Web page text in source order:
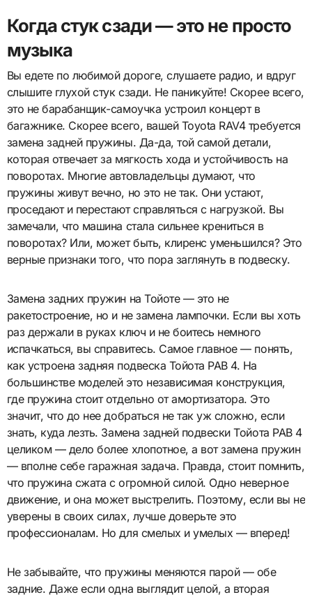
Когда стук сзади — это не просто
музыка
Вы едете по любимой дороге, слушаете радио, и вдруг
слышите глухой стук сзади. Не паникуйте! Скорее всего,
это не барабанщик-самоучка устроил концерт в
багажнике. Скорее всего, вашей Toyota RAV4 требуется
замена задней пружины. Да-да, той самой детали,
которая отвечает за мягкость хода и устойчивость на
поворотах. Многие автовладельцы думают, что
пружины живут вечно, но это не так. Они устают,
проседают и перестают справляться с нагрузкой. Вы
замечали, что машина стала сильнее крениться в
поворотах? Или, может быть, клиренс уменьшился? Это
верные признаки того, что пора заглянуть в подвеску.
Замена задних пружин на Тойоте — это не
ракетостроение, но и не замена лампочки. Если вы хоть
раз держали в руках ключ и не боитесь немного
испачкаться, вы справитесь. Самое главное — понять,
как устроена задняя подвеска Тойота РАВ 4. На
большинстве моделей это независимая конструкция,
где пружина стоит отдельно от амортизатора. Это
значит, что до нее добраться не так уж сложно, если
знать, куда лезть. Замена задней подвески Тойота РАВ 4
целиком — дело более хлопотное, а вот замена пружин
— вполне себе гаражная задача. Правда, стоит помнить,
что пружина сжата с огромной силой. Одно неверное
движение, и она может выстрелить. Поэтому, если вы не
уверены в своих силах, лучше доверьте это
профессионалам. Но для смелых и умелых — вперед!
Не забывайте, что пружины меняются парой — обе
задние. Даже если одна выглядит целой, а вторая